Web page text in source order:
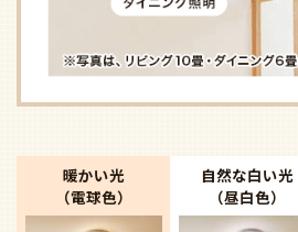
暖かい光
（電球色）
自然な白い光
（昼白色）